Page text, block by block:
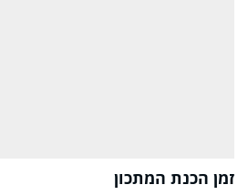
זמן הכנת המתכון